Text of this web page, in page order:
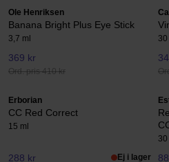
Ole Henriksen
Banana Bright Plus Eye Stick
3,7 ml
369 kr
Ord. pris 410 kr
30
Erborian
CC Red Correct
15 ml
288 kr Ej i lager
30